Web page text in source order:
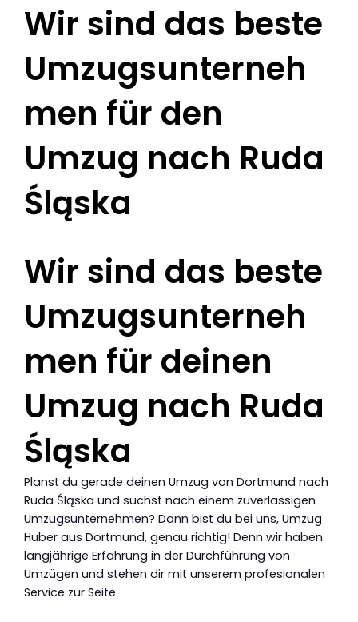
Wir sind das beste
Umzugsunterneh
men für den
Umzug nach Ruda
Śląska
Wir sind das beste
Umzugsunterneh
men für deinen
Umzug nach Ruda
Śląska
Planst du gerade deinen Umzug von Dortmund nach
Ruda Śląska und suchst nach einem zuverlässigen
Umzugsunternehmen? Dann bist du bei uns, Umzug
Huber aus Dortmund, genau richtig! Denn wir haben
langjährige Erfahrung in der Durchführung von
Umzügen und stehen dir mit unserem profesionalen
Service zur Seite.